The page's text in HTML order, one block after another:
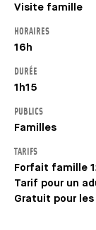
Visite famille
HORAIRES
16h
DURÉE
1h15
PUBLICS
Familles
TARIFS
Forfait famille
Tarif pour un
Gratuit pour